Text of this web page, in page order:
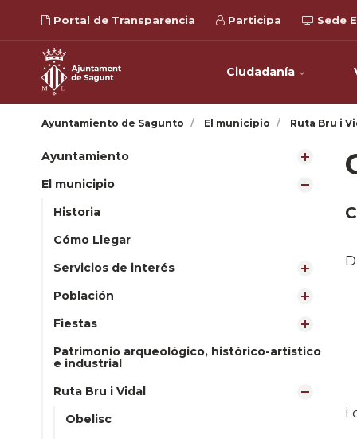
Portal de Transparencia Participa Sede
Ciudadanía
Ayuntamiento de Sagunto El municipio Ruta Bru i
Ayuntamiento
El municipio
Historia
Cómo Llegar
Servicios de interés
Población
Fiestas
Patrimonio arqueológico, histórico-artístico
e industrial
Ruta Bru i Vidal
Obelisc
i